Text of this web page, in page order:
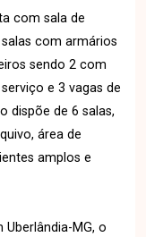
com sala de
com armários
sendo 2 com
e 3 vagas de
dispõe de 6 salas,
área de
amplos e
MG, o